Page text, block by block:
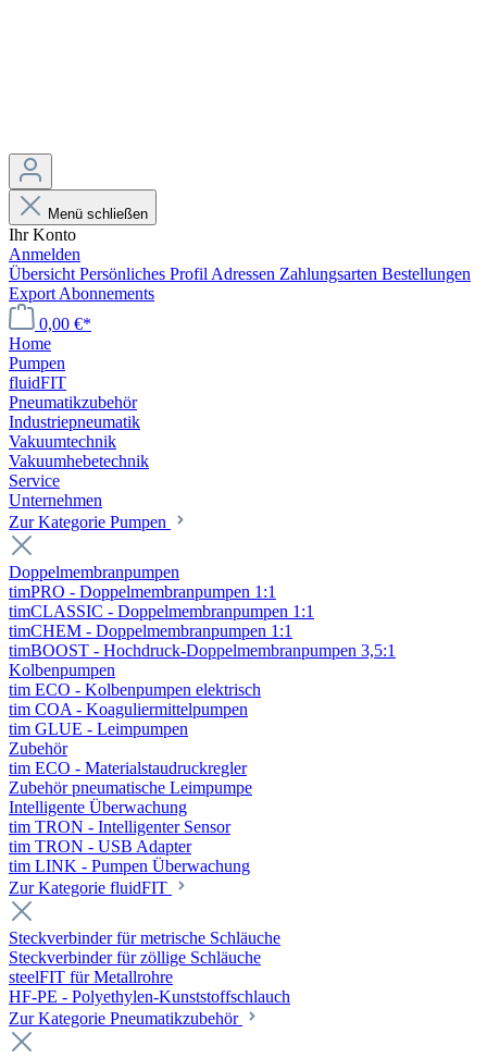
Menü schließen
Ihr Konto
Anmelden
Übersicht Persönliches Profil Adressen Zahlungsarten Bestellungen
Export Abonnements
0,00 €*
Home
Pumpen
fluidFIT
Pneumatikzubehör
Industriepneumatik
Vakuumtechnik
Vakuumhebetechnik
Service
Unternehmen
Zur Kategorie Pumpen
Doppelmembranpumpen
timPRO - Doppelmembranpumpen 1:1
timCLASSIC - Doppelmembranpumpen 1:1
timCHEM - Doppelmembranpumpen 1:1
timBOOST - Hochdruck-Doppelmembranpumpen 3,5:1
Kolbenpumpen
tim ECO - Kolbenpumpen elektrisch
tim COA - Koaguliermittelpumpen
tim GLUE - Leimpumpen
Zubehör
tim ECO - Materialstaudruckregler
Zubehör pneumatische Leimpumpe
Intelligente Überwachung
tim TRON - Intelligenter Sensor
tim TRON - USB Adapter
tim LINK - Pumpen Überwachung
Zur Kategorie fluidFIT
Steckverbinder für metrische Schläuche
Steckverbinder für zöllige Schläuche
steelFIT für Metallrohre
HF-PE - Polyethylen-Kunststoffschlauch
Zur Kategorie Pneumatikzubehör